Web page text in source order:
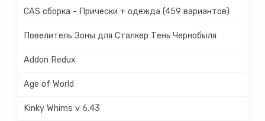
CAS сборка - Прически + одежда (459 вариантов)
Повелитель Зоны для Сталкер Тень Чернобыля
Addon Redux
Age of World
Kinky Whims v 6.43